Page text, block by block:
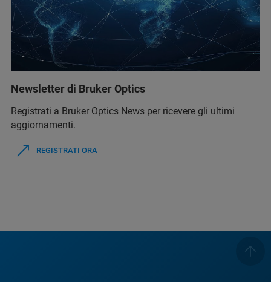
Newsletter di Bruker Optics
Registrati a Bruker Optics News per ricevere gli ultimi
aggiornamenti.
REGISTRATI ORA